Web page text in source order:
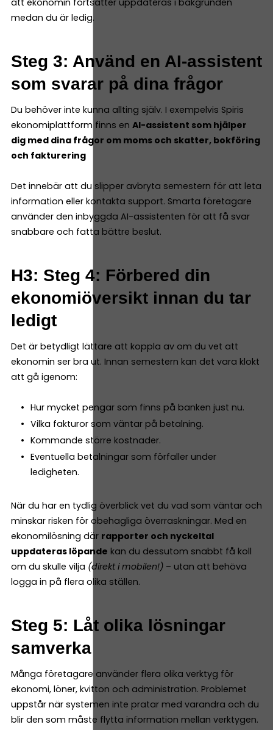
att ekonomin fortsätter uppdateras i bakgrunden
medan du är ledig.
Steg 3: Använd en AI-assistent
som svarar på dina frågor
Du behöver inte kunna allting själv. I exempelvis Spiris
ekonomiplattform finns en AI-assistent som hjälper
dig med dina frågor om moms och skatter, bokföring
och fakturering
Det innebär att du slipper avbryta semestern för att leta
information eller kontakta support. Smarta företagare
använder den inbyggda AI-assistenten för att få svar
snabbare och fatta bättre beslut.
H3: Steg 4: Förbered din
ekonomiöversikt innan du tar
ledigt
Det är betydligt lättare att koppla av om du vet att
ekonomin ser bra ut. Innan semestern kan det vara klokt
att gå igenom:
Hur mycket pengar som finns på banken just nu.
Vilka fakturor som väntar på betalning.
Kommande större kostnader.
Eventuella betalningar som förfaller under
ledigheten.
När du har en tydlig överblick vet du vad som väntar och
minskar risken för obehagliga överraskningar. Med en
ekonomilösning där rapporter och nyckeltal
uppdateras löpande kan du dessutom snabbt få koll
om du skulle vilja (direkt i mobilen!) – utan att behöva
logga in på flera olika ställen.
Steg 5: Låt olika lösningar
samverka
Många företagare använder flera olika verktyg för
ekonomi, löner, kvitton och administration. Problemet
uppstår när systemen inte pratar med varandra och du
blir den som måste flytta information mellan verktygen.